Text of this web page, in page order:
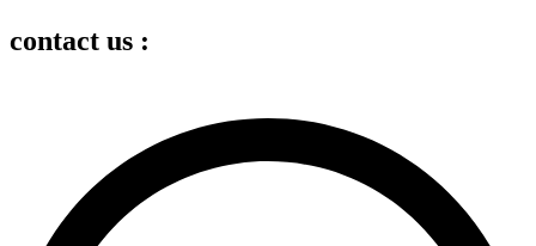
contact us :